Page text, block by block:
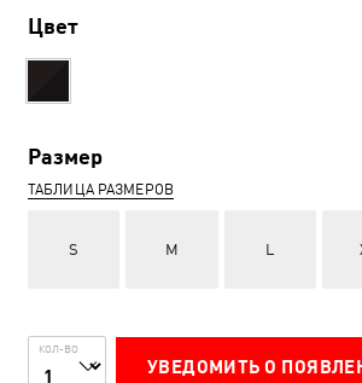
Цвет
Размер
ТАБЛИЦА РАЗМЕРОВ
S M L
КОЛ-ВО
УВЕДОМИТЬ О